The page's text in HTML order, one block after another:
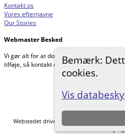
Bemærk:
cookies.
Vis
Kontakt os
Vores efternavne
Our Stories
Webmaster Besked
Vi gør alt for at dokumentere vores
tilføje, så kontakt os venligst.
Skift til
Webstedet drives af The Next Generation